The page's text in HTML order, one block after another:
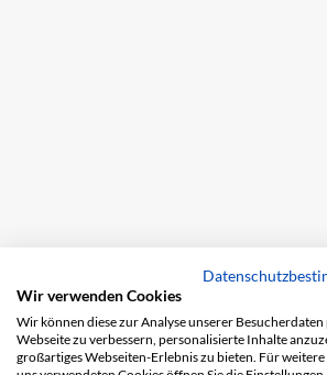
Wir verwenden Cookies
Wir können diese zur Analyse unserer
Webseite zu verbessern, personalisierte Inhalte
großartiges Webseiten-Erlebnis zu bieten. Für